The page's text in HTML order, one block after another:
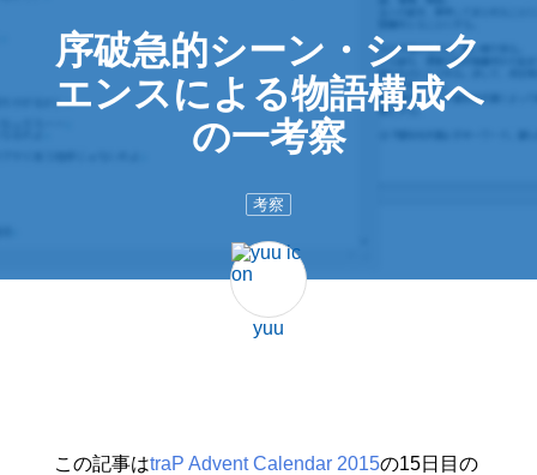
序破急的シーン・シーク
エンスによる物語構成へ
の一考察
考察
yuu
この記事はtraP Advent Calendar 2015の15日目の